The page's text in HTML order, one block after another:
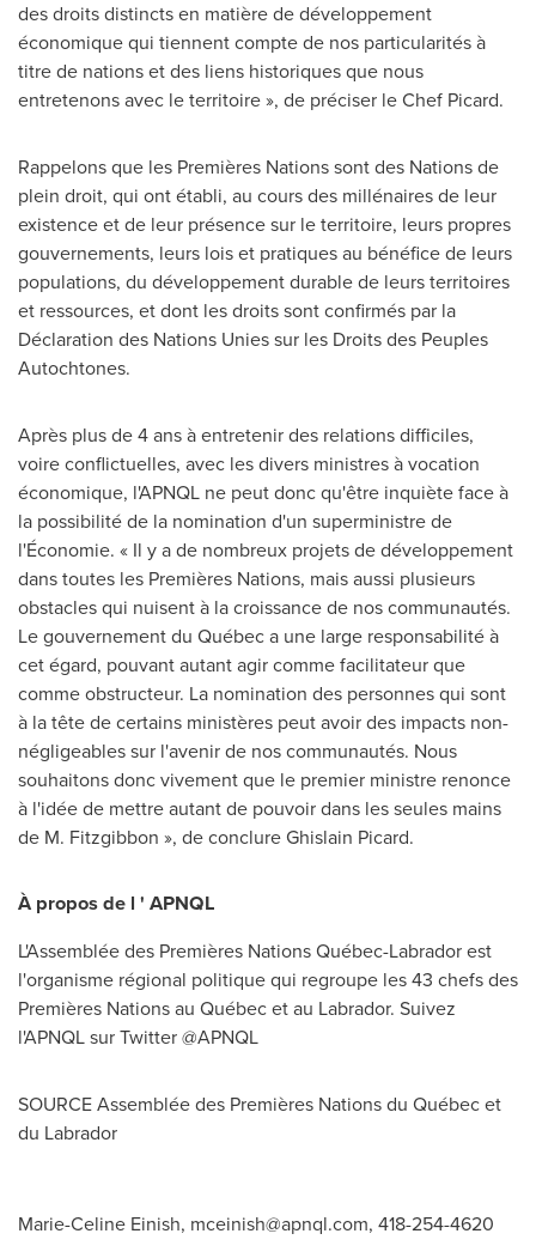
des droits distincts en matière de développement
économique qui tiennent compte de nos particularités à
titre de nations et des liens historiques que nous
entretenons avec le territoire », de préciser le Chef Picard.
Rappelons que les Premières Nations sont des Nations de
plein droit, qui ont établi, au cours des millénaires de leur
existence et de leur présence sur le territoire, leurs propres
gouvernements, leurs lois et pratiques au bénéfice de leurs
populations, du développement durable de leurs territoires
et ressources, et dont les droits sont confirmés par la
Déclaration des Nations Unies sur les Droits des Peuples
Autochtones.
Après plus de 4 ans à entretenir des relations difficiles,
voire conflictuelles, avec les divers ministres à vocation
économique, l'APNQL ne peut donc qu'être inquiète face à
la possibilité de la nomination d'un superministre de
l'Économie. « Il y a de nombreux projets de développement
dans toutes les Premières Nations, mais aussi plusieurs
obstacles qui nuisent à la croissance de nos communautés.
Le gouvernement du Québec a une large responsabilité à
cet égard, pouvant autant agir comme facilitateur que
comme obstructeur. La nomination des personnes qui sont
à la tête de certains ministères peut avoir des impacts non-
négligeables sur l'avenir de nos communautés. Nous
souhaitons donc vivement que le premier ministre renonce
à l'idée de mettre autant de pouvoir dans les seules mains
de M. Fitzgibbon », de conclureGhislain Picard.
À propos de l ' APNQL
L'Assemblée des Premières Nations Québec-Labradorest
l'organisme régional politique qui regroupe les 43 chefs des
Premières Nations au Québec et au Labrador. Suivez
l'APNQL sur Twitter @APNQL
SOURCE Assemblée des Premières Nations du Québec et
du Labrador
Marie-Celine Einish, mceinish@apnql.com, 418-254-4620